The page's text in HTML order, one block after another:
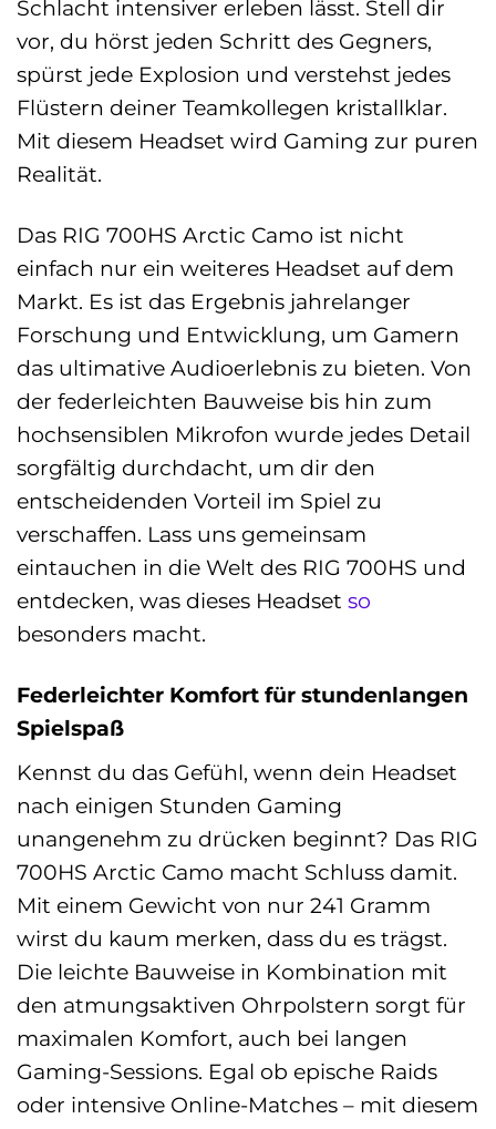
Schlacht intensiver erleben lässt. Stell dir
vor, du hörst jeden Schritt des Gegners,
spürst jede Explosion und verstehst jedes
Flüstern deiner Teamkollegen kristallklar.
Mit diesem Headset wird Gaming zur puren
Realität.
Das RIG 700HS Arctic Camo ist nicht
einfach nur ein weiteres Headset auf dem
Markt. Es ist das Ergebnis jahrelanger
Forschung und Entwicklung, um Gamern
das ultimative Audioerlebnis zu bieten. Von
der federleichten Bauweise bis hin zum
hochsensiblen Mikrofon wurde jedes Detail
sorgfältig durchdacht, um dir den
entscheidenden Vorteil im Spiel zu
verschaffen. Lass uns gemeinsam
eintauchen in die Welt des RIG 700HS und
entdecken, was dieses Headset so
besonders macht.
Federleichter Komfort für stundenlangen
Spielspaß
Kennst du das Gefühl, wenn dein Headset
nach einigen Stunden Gaming
unangenehm zu drücken beginnt? Das RIG
700HS Arctic Camo macht Schluss damit.
Mit einem Gewicht von nur 241 Gramm
wirst du kaum merken, dass du es trägst.
Die leichte Bauweise in Kombination mit
den atmungsaktiven Ohrpolstern sorgt für
maximalen Komfort, auch bei langen
Gaming-Sessions. Egal ob epische Raids
oder intensive Online-Matches – mit diesem